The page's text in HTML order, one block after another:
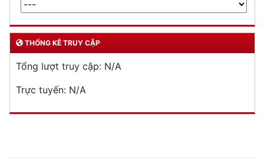
THỐNG KÊ TRUY CẬP
Tổng lượt truy cập: N/A
Trực tuyến: N/A